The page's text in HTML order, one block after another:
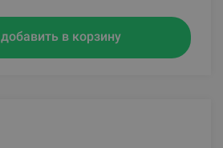
добавить в корзину